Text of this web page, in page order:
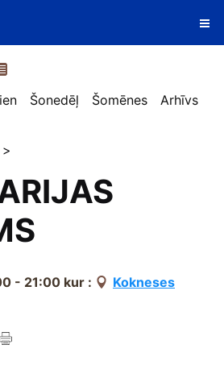
Šonedēļ Šomēnes Arhīvs
>
- 21:00 kur :
Kokneses